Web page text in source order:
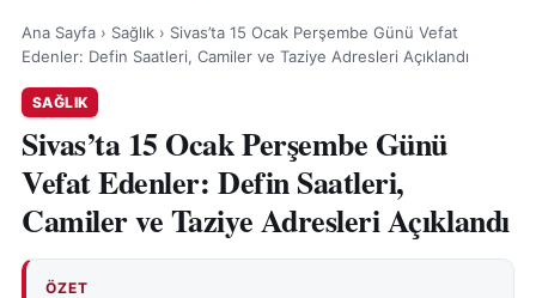
Ana Sayfa › Sağlık › Sivas’ta 15 Ocak Perşembe Günü Vefat
Edenler: Defin Saatleri, Camiler ve Taziye Adresleri Açıklandı
SAĞLIK
Sivas’ta 15 Ocak Perşembe Günü
Vefat Edenler: Defin Saatleri,
Camiler ve Taziye Adresleri Açıklandı
ÖZET